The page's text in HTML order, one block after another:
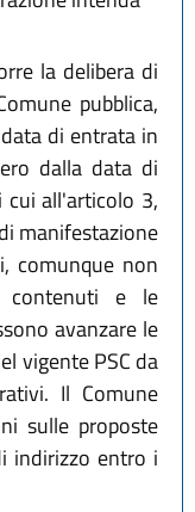
la delibera di
pubblica,
di entrata in
dalla data di
cui all'articolo 3,
manifestazione
comunque non
contenuti e le
avanzare le
vigente PSC da
Il Comune
sulle proposte
indirizzo entro i